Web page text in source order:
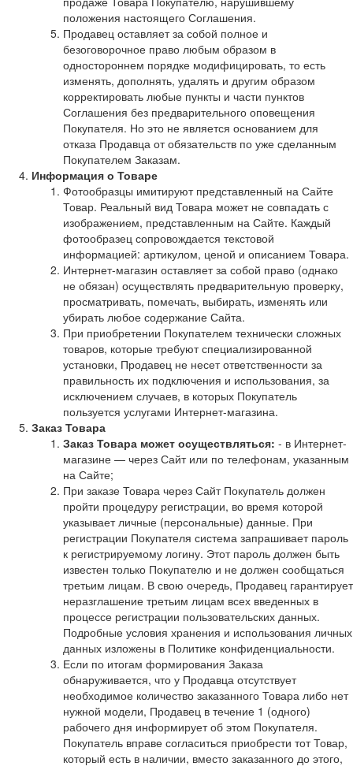
положения настоящего Соглашения.
Продавец оставляет за собой полное и
безоговорочное право любым образом в
одностороннем порядке модифицировать, то есть
изменять, дополнять, удалять и другим образом
корректировать любые пункты и части пунктов
Соглашения без предварительного оповещения
Покупателя. Но это не является основанием для
отказа Продавца от обязательств по уже сделанным
Покупателем Заказам.
Информация о Товаре
Фотообразцы имитируют представленный на Сайте
Товар. Реальный вид Товара может не совпадать с
изображением, представленным на Сайте. Каждый
фотообразец сопровождается текстовой
информацией: артикулом, ценой и описанием Товара.
Интернет-магазин оставляет за собой право (однако
не обязан) осуществлять предварительную проверку,
просматривать, помечать, выбирать, изменять или
убирать любое содержание Сайта.
При приобретении Покупателем технически сложных
товаров, которые требуют специализированной
установки, Продавец не несет ответственности за
правильность их подключения и использования, за
исключением случаев, в которых Покупатель
пользуется услугами Интернет-магазина.
Заказ Товара
Заказ Товара может осуществляться: - в Интернет-
магазине — через Сайт или по телефонам, указанным
на Сайте;
При заказе Товара через Сайт Покупатель должен
пройти процедуру регистрации, во время которой
указывает личные (персональные) данные. При
регистрации Покупателя система запрашивает пароль
к регистрируемому логину. Этот пароль должен быть
известен только Покупателю и не должен сообщаться
третьим лицам. В свою очередь, Продавец гарантирует
неразглашение третьим лицам всех введенных в
процессе регистрации пользовательских данных.
Подробные условия хранения и использования личных
данных изложены в Политике конфиденциальности.
Если по итогам формирования Заказа
обнаруживается, что у Продавца отсутствует
необходимое количество заказанного Товара либо нет
нужной модели, Продавец в течение 1 (одного)
рабочего дня информирует об этом Покупателя.
Покупатель вправе согласиться приобрести тот Товар,
который есть в наличии, вместо заказанного до этого,